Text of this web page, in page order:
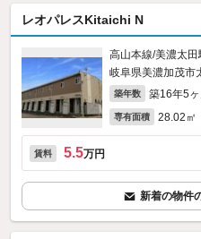
レオパレスKitaichi N
高山本線/美濃太
岐阜県美濃加茂市
築年数 築16年5ヶ
専有面積 28.02㎡
賃料 5.5万円
新着の物件